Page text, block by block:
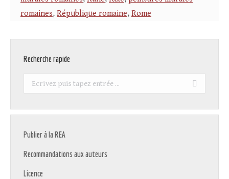
romaines, République romaine, Rome
Recherche rapide
Recherche
Publier à la REA
Recommandations aux auteurs
Licence